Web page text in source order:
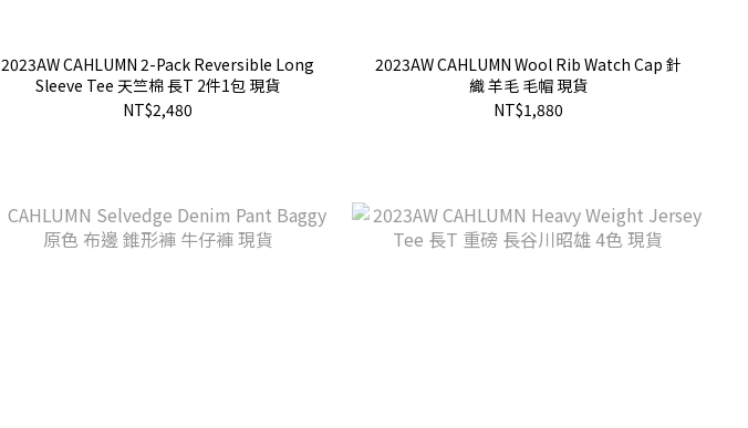
2023AW CAHLUMN 2-Pack Reversible Long
Sleeve Tee 天竺棉 長T 2件1包 現貨
NT$2,480
2023AW CAHLUMN Wool Rib Watch Cap 針
織 羊毛 毛帽 現貨
NT$1,880